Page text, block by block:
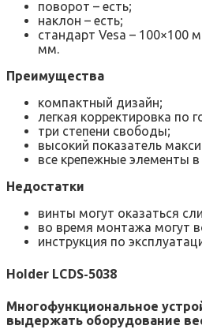
поворот – есть;
наклон – есть;
стандарт Vesa – 100×100
мм.
Преимущества
компактный дизайн;
легкая корректировка по
три степени свободы;
высокий показатель
все крепежные элементы
Недостатки
винты могут оказаться
во время монтажа могут
инструкция по
Holder LCDS-5038
Многофункциональное
выдержать оборудование